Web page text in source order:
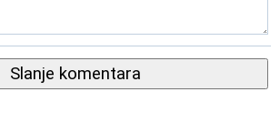
Slanje komentara